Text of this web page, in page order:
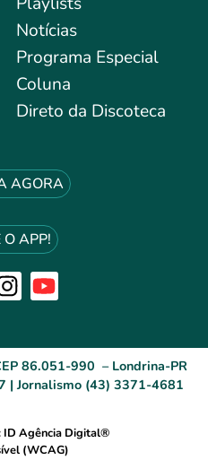
Notícias
Programa Especial
Coluna
Direto da Discoteca
AGORA
O APP!
86.051-990 – Londrina-PR
Jornalismo (43) 3371-4681
ID Agência Digital®
(WCAG)